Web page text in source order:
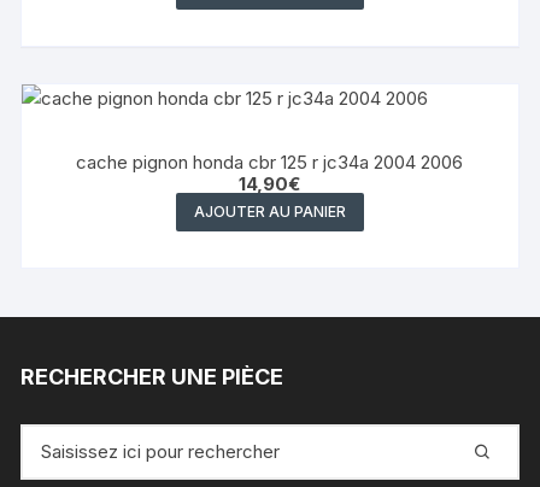
cache pignon honda cbr 125 r jc34a 2004 2006
14,90€
AJOUTER AU PANIER
RECHERCHER UNE PIÈCE
pour